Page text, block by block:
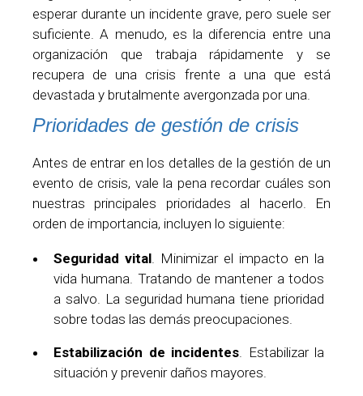
esperar durante un incidente grave, pero suele ser
suficiente. A menudo, es la diferencia entre una
organización que trabaja rápidamente y se
recupera de una crisis frente a una que está
devastada y brutalmente avergonzada por una.
Prioridades de gestión de crisis
Antes de entrar en los detalles de la gestión de un
evento de crisis, vale la pena recordar cuáles son
nuestras principales prioridades al hacerlo. En
orden de importancia, incluyen lo siguiente:
Seguridad vital . Minimizar el impacto en la
vida humana. Tratando de mantener a todos
a salvo. La seguridad humana tiene prioridad
sobre todas las demás preocupaciones.
Estabilización de incidentes . Estabilizar la
situación y prevenir daños mayores.